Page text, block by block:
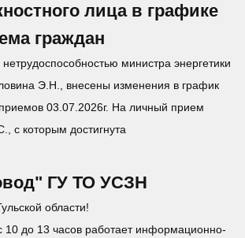
лица в графике
граждан
министра энергетики
Э.Н., внесены изменения в график
03.07.2026г. На личный прием
с которым достигнута
ГУ ТО УСЗН
области!
10 до 13 часов работает информационно-